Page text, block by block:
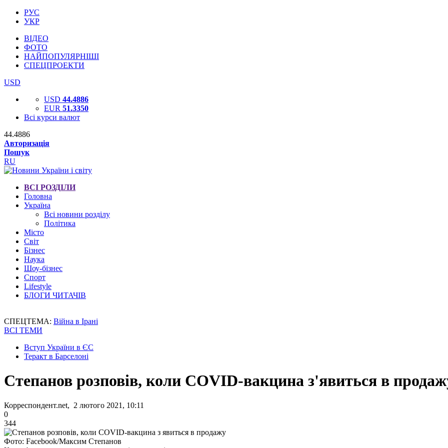
РУС
УКР
ВІДЕО
ФОТО
НАЙПОПУЛЯРНІШІ
СПЕЦПРОЕКТИ
USD
USD 44.4886
EUR 51.3350
Всі курси валют
44.4886
Авторизація
Пошук
RU
ВСІ РОЗДІЛИ
Головна
Україна
Всі новини розділу
Політика
Місто
Світ
Бізнес
Наука
Шоу-бізнес
Спорт
Lifestyle
БЛОГИ ЧИТАЧІВ
СПЕЦТЕМА: Війна в Ірані
ВСІ ТЕМИ
Вступ України в ЄС
Теракт в Барселоні
Степанов розповів, коли COVID-вакцина з'явиться в
Корреспондент.net, 2 лютого 2021, 10:11
0
344
Фото: Facebook/Максим Степанов